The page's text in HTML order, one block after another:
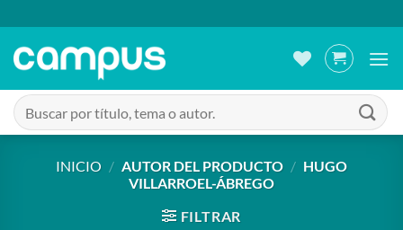
al
contenido
Buscar
por:
INICIO / AUTOR DEL PRODUCTO / HUGO
VILLARROEL-ÁBREGO
FILTRAR